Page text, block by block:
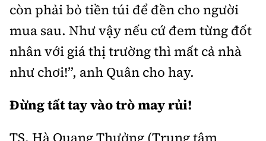
còn phải bỏ tiền túi để đền cho người
mua sau. Như vậy nếu cứ đem từng đốt
nhân với giá thị trường thì mất cả nhà
như chơi!”, anh Quân cho hay.
Đừng tất tay vào trò may rủi!